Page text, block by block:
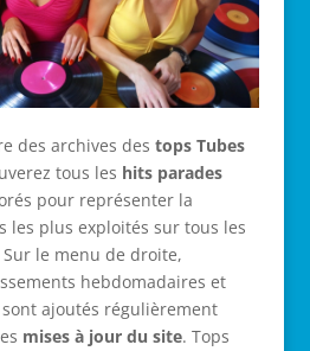
des archives des tops Tubes
tous les hits parades
pour représenter la
les plus exploités sur tous les
le menu de droite,
hebdomadaires et
sont ajoutés régulièrement
mises à jour du site. Tops